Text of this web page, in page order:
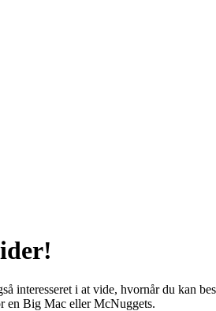
interesseret i at vide, hvornår du kan
en Big Mac eller McNuggets.